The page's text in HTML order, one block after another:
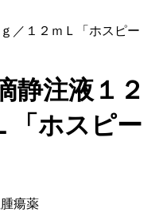
／１２ｍＬ「ホスピー
静注液１２
「ホスピー
瘍薬